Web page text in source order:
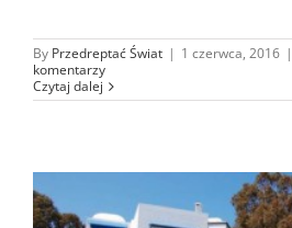
By Przedreptać Świat | 1 czerwca, 2016 |
komentarzy
Czytaj dalej